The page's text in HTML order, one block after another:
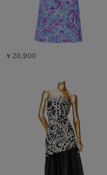
￥20,900